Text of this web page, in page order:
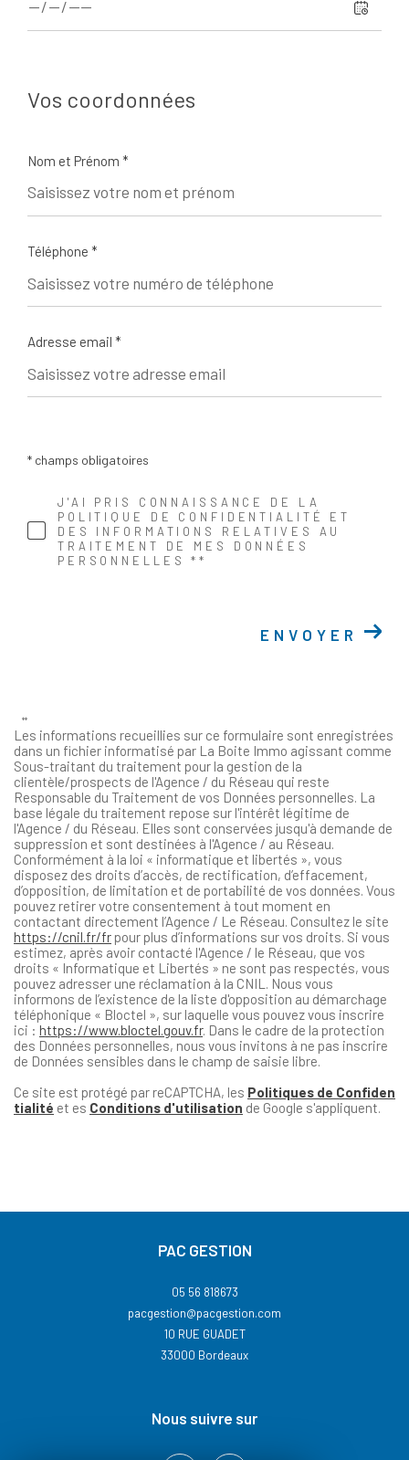
Vos coordonnées
Nom et Prénom *
Téléphone *
Adresse email *
* champs obligatoires
J'AI PRIS CONNAISSANCE DE LA
POLITIQUE DE CONFIDENTIALITÉ ET
DES INFORMATIONS RELATIVES AU
TRAITEMENT DE MES DONNÉES
PERSONNELLES **
ENVOYER
**
Les informations recueillies sur ce formulaire sont enregistrées
dans un fichier informatisé par La Boite Immo agissant comme
Sous-traitant du traitement pour la gestion de la
clientèle/prospects de l'Agence / du Réseau qui reste
Responsable du Traitement de vos Données personnelles. La
base légale du traitement repose sur l'intérêt légitime de
l'Agence / du Réseau. Elles sont conservées jusqu'à demande de
suppression et sont destinées à l'Agence / au Réseau.
Conformément à la loi « informatique et libertés », vous
disposez des droits d’accès, de rectification, d’effacement,
d’opposition, de limitation et de portabilité de vos données. Vous
pouvez retirer votre consentement à tout moment en
contactant directement l’Agence / Le Réseau. Consultez le site
https://cnil.fr/fr pour plus d’informations sur vos droits. Si vous
estimez, après avoir contacté l'Agence / le Réseau, que vos
droits « Informatique et Libertés » ne sont pas respectés, vous
pouvez adresser une réclamation à la CNIL. Nous vous
informons de l’existence de la liste d'opposition au démarchage
téléphonique « Bloctel », sur laquelle vous pouvez vous inscrire
ici : https://www.bloctel.gouv.fr. Dans le cadre de la protection
des Données personnelles, nous vous invitons à ne pas inscrire
de Données sensibles dans le champ de saisie libre.
Ce site est protégé par reCAPTCHA, les Politiques de Confiden
tialité et es Conditions d'utilisation de Google s'appliquent.
PAC GESTION
05 56 818673
pacgestion@pacgestion.com
10 RUE GUADET
33000
Bordeaux
nous suivre sur